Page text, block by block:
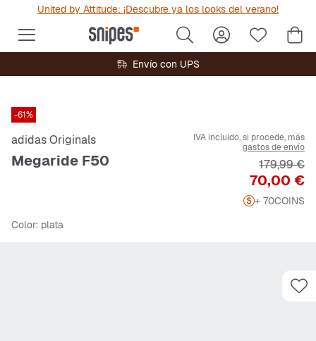
United by Attitude: ¡Descubre ya los looks del verano!
Envío con UPS
-61%
adidas Originals
Megaride F50
IVA incluido, si procede, más
gastos de envío
Precio
70,00 €
Precio
179,99 €
+ 70COINS
Color: plata